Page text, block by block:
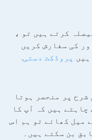
کرتے ہیں تو ،
کی سفارش کریں
پروڈکٹ دستی.
شرح پر منحصر ہوتا
چاہتے ہیں کہ آپ کا
میل کھائے تو ہم اس
بن سکتے ہیں۔